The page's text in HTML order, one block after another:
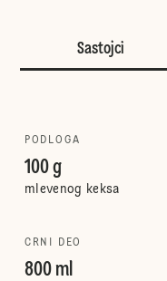
Sastojci
PODLOGA
100 g
mlevenog keksa
CRNI DEO
800 ml